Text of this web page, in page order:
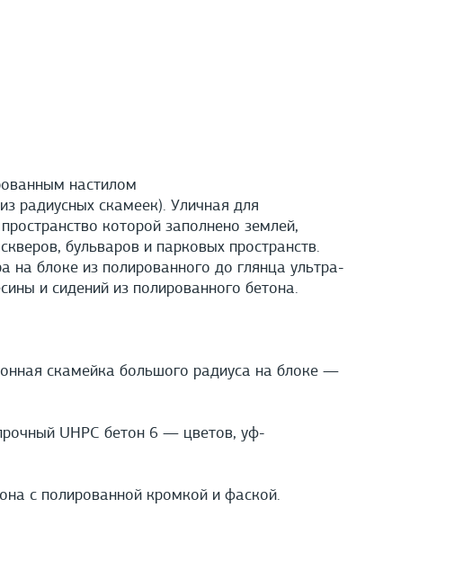
настилом
радиусных скамеек). Уличная для
которой заполнено землей,
бульваров и парковых пространств.
на блоке из полированного до глянца ультра-
и сидений из полированного бетона.
скамейка большого радиуса на блоке —
UHPС бетон 6 — цветов, уф-
с полированной кромкой и фаской.